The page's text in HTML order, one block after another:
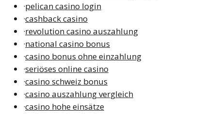
·pelican casino login
·cashback casino
·revolution casino auszahlung
·national casino bonus
·casino bonus ohne einzahlung
·seriöses online casino
·casino schweiz bonus
·casino auszahlung vergleich
·casino hohe einsätze